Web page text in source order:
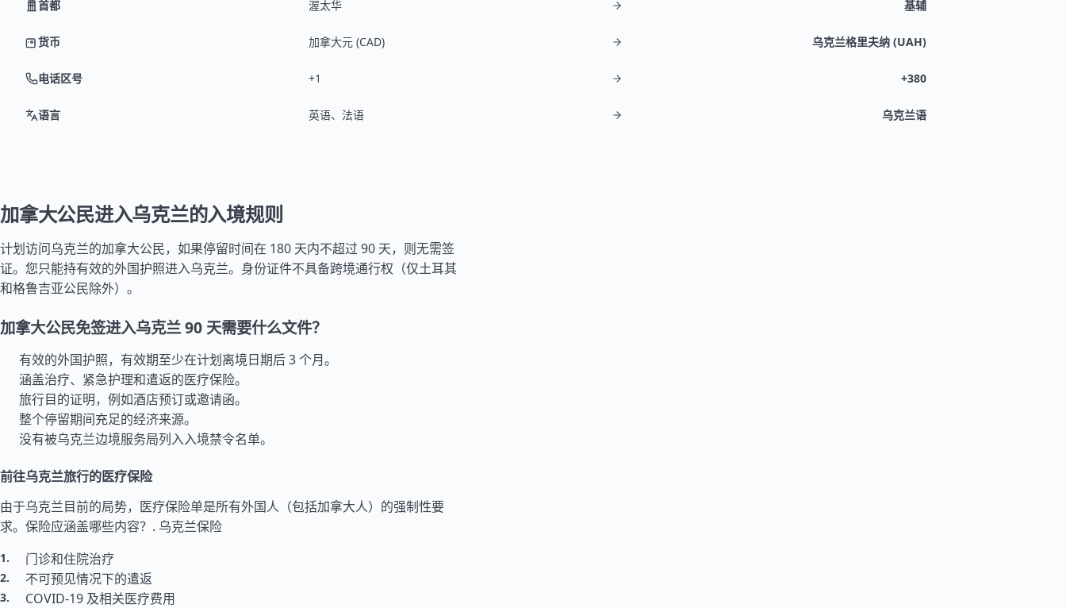
首都 渥太华 基辅
货币 加拿大元 (CAD) 乌克兰格里夫纳 (UAH)
电话区号 +1 +380
语言 英语、法语 乌克兰语
加拿大公民进入乌克兰的入境规则
计划访问乌克兰的加拿大公民，如果停留时间在 180 天内不超过 90 天，则无需签
证。您只能持有效的外国护照进入乌克兰。身份证件不具备跨境通行权（仅土耳其
和格鲁吉亚公民除外）。
加拿大公民免签进入乌克兰 90 天需要什么文件？
有效的外国护照，有效期至少在计划离境日期后 3 个月。
涵盖治疗、紧急护理和遣返的医疗保险。
旅行目的证明，例如酒店预订或邀请函。
整个停留期间充足的经济来源。
没有被乌克兰边境服务局列入入境禁令名单。
前往乌克兰旅行的医疗保险
由于乌克兰目前的局势，医疗保险单是所有外国人（包括加拿大人）的强制性要
求。保险应涵盖哪些内容？. 乌克兰保险
门诊和住院治疗
不可预见情况下的遣返
COVID-19 及相关医疗费用